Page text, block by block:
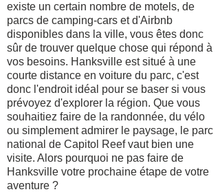
existe un certain nombre de motels, de
parcs de camping-cars et d'Airbnb
disponibles dans la ville, vous êtes donc
sûr de trouver quelque chose qui répond à
vos besoins. Hanksville est situé à une
courte distance en voiture du parc, c'est
donc l'endroit idéal pour se baser si vous
prévoyez d'explorer la région. Que vous
souhaitiez faire de la randonnée, du vélo
ou simplement admirer le paysage, le parc
national de Capitol Reef vaut bien une
visite. Alors pourquoi ne pas faire de
Hanksville votre prochaine étape de votre
aventure ?